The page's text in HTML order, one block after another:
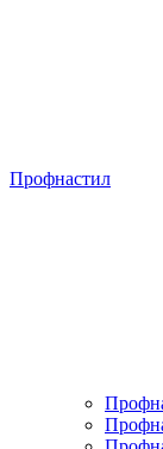
Профнастил